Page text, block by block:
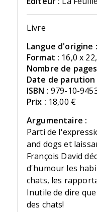
Livre
Langue d'origine :
Format : 16,0 x
Nombre de
Date de parution
ISBN : 979-10-
Prix : 18,00 €
Argumentaire :
Parti de
and dogs et
François David
d'humour les
chats, les
Inutile de dire
des chats!